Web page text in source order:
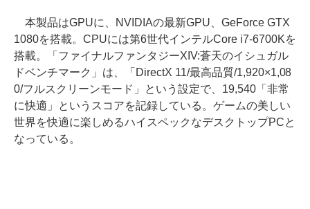
本製品はGPUに、NVIDIAの最新GPU、GeForce GTX
1080を搭載。CPUには第6世代インテルCore i7-6700Kを
搭載。「ファイナルファンタジーXIV:蒼天のイシュガル
ドベンチマーク」は、「DirectX 11/最高品質/1,920×1,08
0/フルスクリーンモード」という設定で、19,540「非常
に快適」というスコアを記録している。ゲームの美しい
世界を快適に楽しめるハイスペックなデスクトップPCと
なっている。